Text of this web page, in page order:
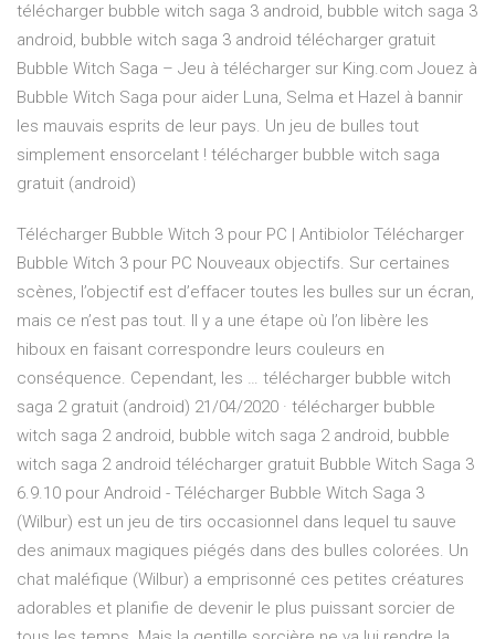
télécharger bubble witch saga 3 android, bubble witch saga 3
android, bubble witch saga 3 android télécharger gratuit
Bubble Witch Saga – Jeu à télécharger sur King.com Jouez à
Bubble Witch Saga pour aider Luna, Selma et Hazel à bannir
les mauvais esprits de leur pays. Un jeu de bulles tout
simplement ensorcelant ! télécharger bubble witch saga
gratuit (android)
Télécharger Bubble Witch 3 pour PC | Antibiolor Télécharger
Bubble Witch 3 pour PC Nouveaux objectifs. Sur certaines
scènes, l’objectif est d’effacer toutes les bulles sur un écran,
mais ce n’est pas tout. Il y a une étape où l’on libère les
hiboux en faisant correspondre leurs couleurs en
conséquence. Cependant, les … télécharger bubble witch
saga 2 gratuit (android) 21/04/2020 · télécharger bubble
witch saga 2 android, bubble witch saga 2 android, bubble
witch saga 2 android télécharger gratuit Bubble Witch Saga 3
6.9.10 pour Android - Télécharger Bubble Witch Saga 3
(Wilbur) est un jeu de tirs occasionnel dans lequel tu sauve
des animaux magiques piégés dans des bulles colorées. Un
chat maléfique (Wilbur) a emprisonné ces petites créatures
adorables et planifie de devenir le plus puissant sorcier de